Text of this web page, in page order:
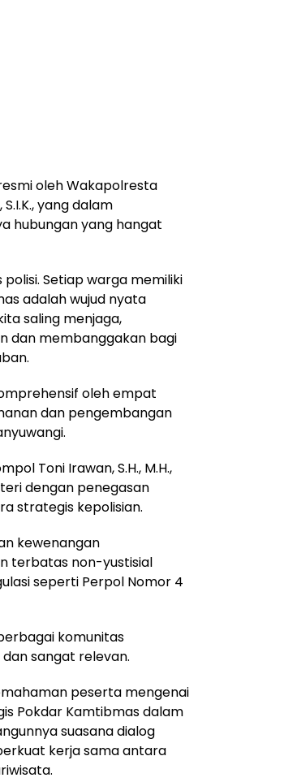
oleh Wakapolresta
yang dalam
hubungan yang hangat
Setiap warga memiliki
adalah wujud nyata
saling menjaga,
dan membanggakan bagi
oleh empat
dan pengembangan
Toni Irawan, S.H., M.H.,
dengan penegasan
strategis kepolisian.
kewenangan
terbatas non-yustisial
seperti Perpol Nomor 4
komunitas
sangat relevan.
peserta mengenai
Pokdar Kamtibmas dalam
suasana dialog
kerja sama antara